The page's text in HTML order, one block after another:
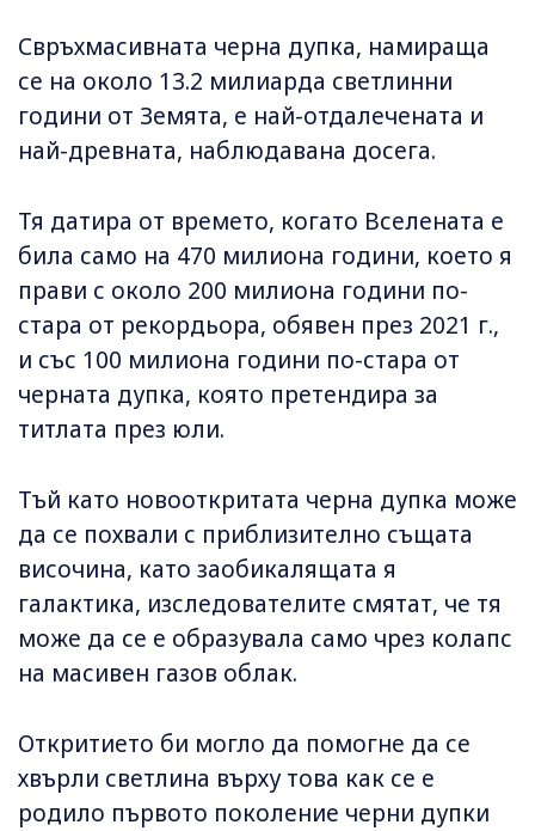
Свръхмасивната черна дупка, намираща
се на около 13.2 милиарда светлинни
години от Земята, е най-отдалечената и
най-древната, наблюдавана досега.
Тя датира от времето, когато Вселената е
била само на 470 милиона години, което я
прави с около 200 милиона години по-
стара от рекордьора, обявен през 2021 г.,
и със 100 милиона години по-стара от
черната дупка, която претендира за
титлата през юли.
Тъй като новооткритата черна дупка може
да се похвали с приблизително същата
височина, като заобикалящата я
галактика, изследователите смятат, че тя
може да се е образувала само чрез колапс
на масивен газов облак.
Откритието би могло да помогне да се
хвърли светлина върху това как се е
родило първото поколение черни дупки